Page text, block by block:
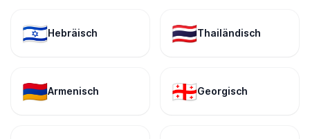
🇮🇱Hebräisch 🇹🇭Thailändisch
🇦🇲Armenisch 🇬🇪Georgisch